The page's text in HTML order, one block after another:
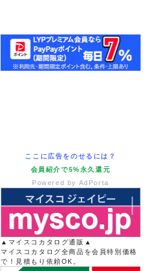
ここに広告をのせるには？
会員紹介で5%永久還元
Powered by AdPorta
▲マイスコカタログ通販▲
マイスコカタログ全商品を会員特別価格
で！見積もり依頼OK。